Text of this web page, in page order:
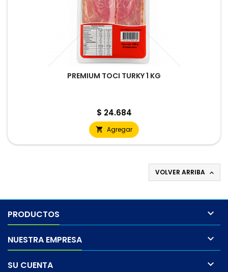
PREMIUM TOCI TURKY 1 KG
Precio
$ 24.684
 Agregar
VOLVER ARRIBA 
PRODUCTOS 
NUESTRA EMPRESA 
SU CUENTA 